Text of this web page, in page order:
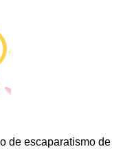
de escaparatismo de